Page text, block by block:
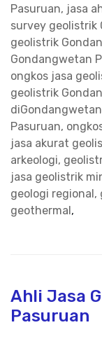
Pasuruan, jasa
survey geolistrik
geolistrik
Gondangwetan
ongkos jasa
geolistrik
Pasuruan,
jasa akurat
arkeologi,
jasa geolistrik
geologi
geothermal ,
Ahli Jasa
Pasuruan